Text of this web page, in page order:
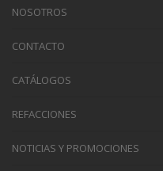
NOSOTROS
CONTACTO
CATÁLOGOS
REFACCIONES
NOTICIAS Y PROMOCIONES